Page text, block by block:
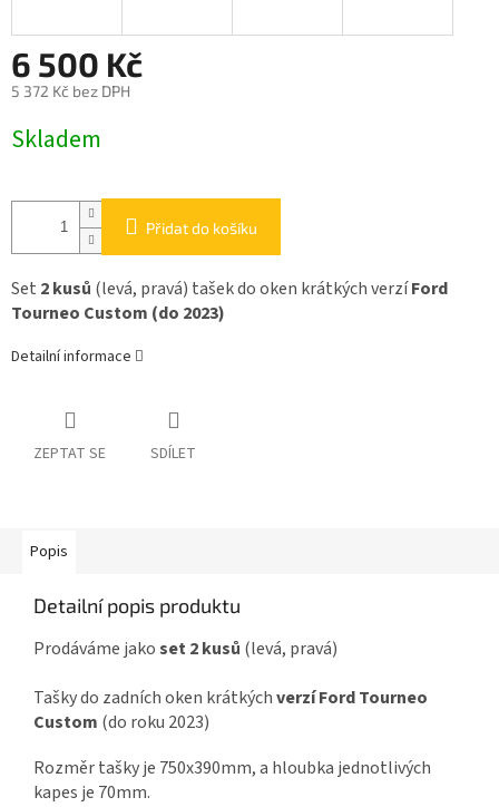
6 500 Kč
5 372 Kč bez DPH
cena:
Skladem
Přidat do košíku
Set 2 kusů (levá, pravá) tašek do oken krátkých verzíFord
Tourneo Custom (do 2023)
Detailní informace
ZEPTAT SE SDÍLET
Popis
Detailní popis produktu
Prodáváme jakoset 2 kusů (levá, pravá)
Tašky do zadních oken krátkýchverzí Ford Tourneo
Custom (do roku 2023)
Rozměr tašky je 750x390mm, a hloubka jednotlivých
kapes je 70mm.